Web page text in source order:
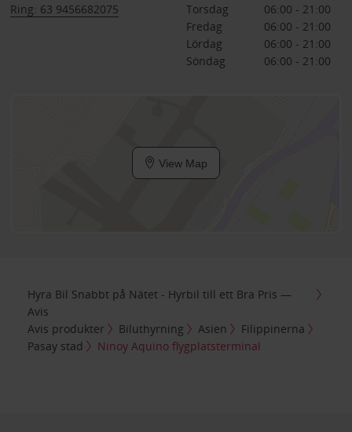
Ring: 63 9456682075
Torsdag
06:00 - 21:00
Fredag
06:00 - 21:00
Lördag
06:00 - 21:00
Söndag
06:00 - 21:00
View Map
Hyra Bil Snabbt på Nätet - Hyrbil till ett Bra Pris —
Avis
Avis produkter
Biluthyrning Asien
Filippinerna
Pasay stad
Ninoy Aquino flygplatsterminal